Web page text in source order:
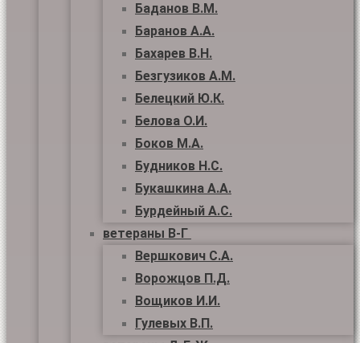
Баданов В.М.
Баранов А.А.
Бахарев В.Н.
Безгузиков А.М.
Белецкий Ю.К.
Белова О.И.
Боков М.А.
Будников Н.С.
Букашкина А.А.
Бурдейный А.С.
ветераны В-Г
Вершкович С.А.
Ворожцов П.Д.
Вощиков И.И.
Гулевых В.П.